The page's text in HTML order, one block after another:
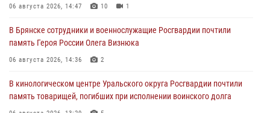
06 августа 2026, 14:47 10 1
В Брянске сотрудники и военнослужащие Росгвардии почтили
память Героя России Олега Визнюка
06 августа 2026, 14:36 2
В кинологическом центре Уральского округа Росгвардии почтили
память товарищей, погибших при исполнении воинского долга